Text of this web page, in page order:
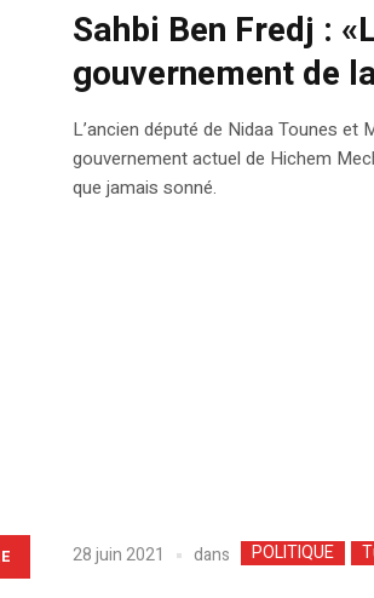
Sahbi Ben Fredj :
gouvernement de
L’ancien député de Nidaa Tounes et
gouvernement actuel de Hichem
que jamais sonné.
28 juin 2021 dans POLITIQUE